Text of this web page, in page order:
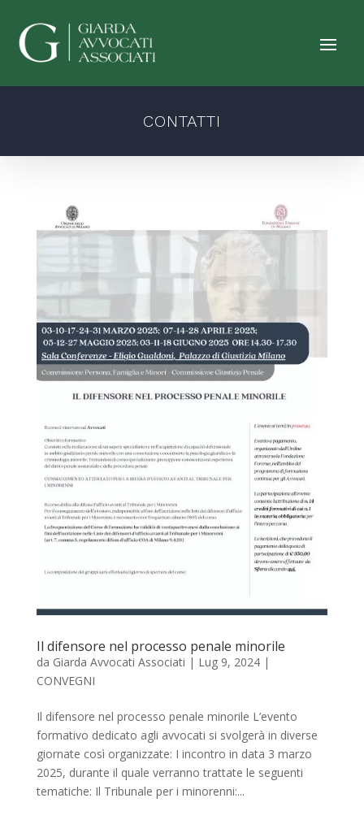
CONTATTI
Il difensore nel processo penale minorile
da Giarda Avvocati Associati | Lug 9, 2024|
CONVEGNI
Il difensore nel processo penale minorile L’evento
formativo dedicato agli avvocati si svolgerà in diverse
giornate così organizzate: I incontro in data 3 marzo
2025, durante il quale verranno trattate le seguenti
tematiche: Il Tribunale per i minorenni:...